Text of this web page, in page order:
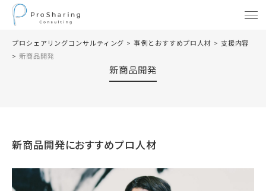
プロシェアリングコンサルティング >事例とおすすめプロ人材 > 支援内容
> 新商品開発
新商品開発
新商品開発におすすめプロ人材